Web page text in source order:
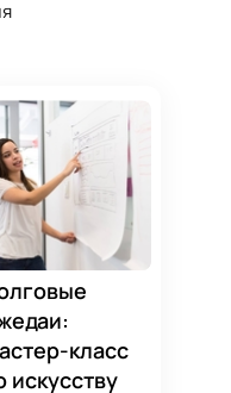
класс
искусству